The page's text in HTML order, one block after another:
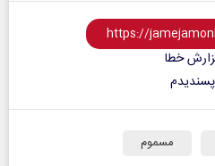
خطا
پسندیدم
مسموم